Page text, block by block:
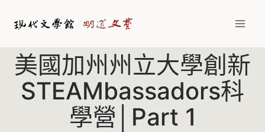
美國加州州立大學創新
STEAMbassadors科
學營│Part 1